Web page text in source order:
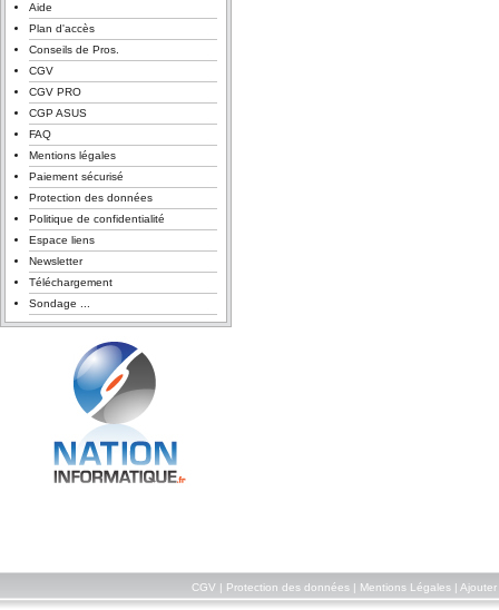
Aide
Plan d'accès
Conseils de Pros.
CGV
CGV PRO
CGP ASUS
FAQ
Mentions légales
Paiement sécurisé
Protection des données
Politique de confidentialité
Espace liens
Newsletter
Téléchargement
Sondage ...
CGV Protection des données| Mentions Légales| Ajouter